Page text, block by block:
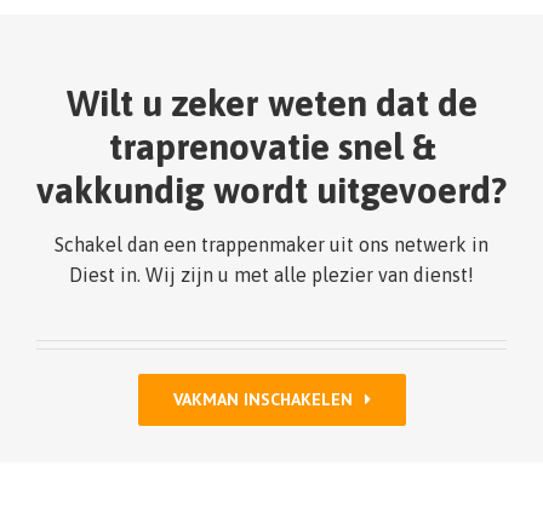
Wilt u zeker weten dat de
traprenovatie snel &
vakkundig wordt uitgevoerd?
Schakel dan een trappenmaker uit ons netwerk in
Diest in. Wij zijn u met alle plezier van dienst!
VAKMAN INSCHAKELEN